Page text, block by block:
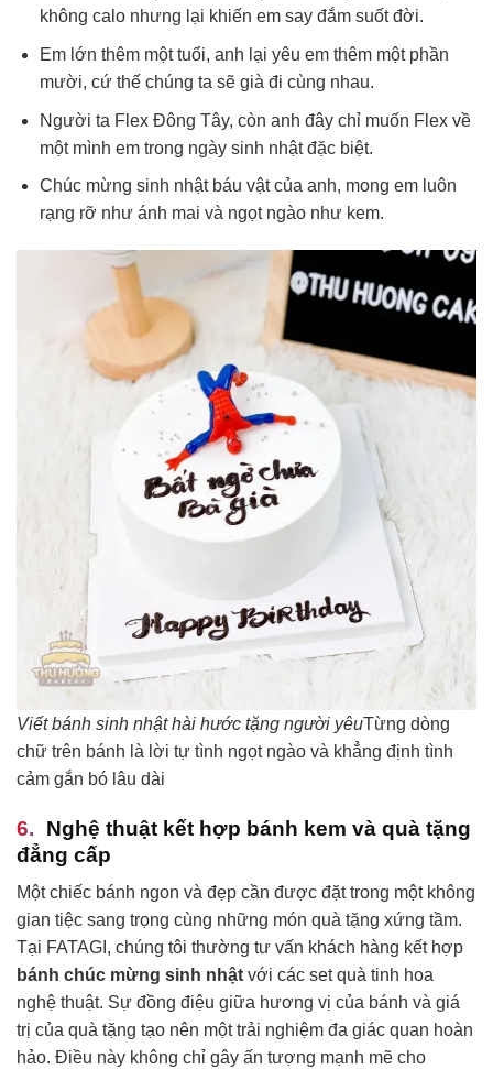
không calo nhưng lại khiến em say đắm suốt đời.
Em lớn thêm một tuổi, anh lại yêu em thêm một phần
mười, cứ thế chúng ta sẽ già đi cùng nhau.
Người ta Flex Đông Tây, còn anh đây chỉ muốn Flex về
một mình em trong ngày sinh nhật đặc biệt.
Chúc mừng sinh nhật báu vật của anh, mong em luôn
rạng rỡ như ánh mai và ngọt ngào như kem.
Viết bánh sinh nhật hài hước tặng người yêuTừng dòng
chữ trên bánh là lời tự tình ngọt ngào và khẳng định tình
cảm gắn bó lâu dài
Nghệ thuật kết hợp bánh kem và quà tặng
đẳng cấp
Một chiếc bánh ngon và đẹp cần được đặt trong một không
gian tiệc sang trọng cùng những món quà tặng xứng tầm.
Tại FATAGI, chúng tôi thường tư vấn khách hàng kết hợp
bánh chúc mừng sinh nhật với các set quà tinh hoa
nghệ thuật. Sự đồng điệu giữa hương vị của bánh và giá
trị của quà tặng tạo nên một trải nghiệm đa giác quan hoàn
hảo. Điều này không chỉ gây ấn tượng mạnh mẽ cho